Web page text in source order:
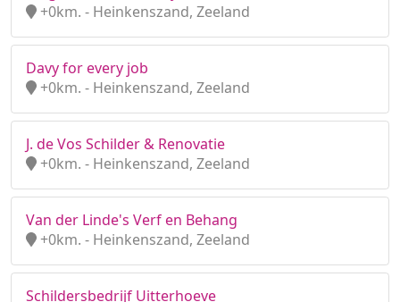
+0km. - Heinkenszand, Zeeland
Davy for every job
+0km. - Heinkenszand, Zeeland
J. de Vos Schilder & Renovatie
+0km. - Heinkenszand, Zeeland
Van der Linde's Verf en Behang
+0km. - Heinkenszand, Zeeland
Schildersbedrijf Uitterhoeve